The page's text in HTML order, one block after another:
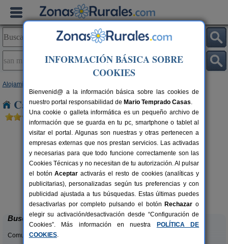
Alojamientos
Casas Rurales en San Millán de Lara
8-10+1 pers.
desde47 €
Casa Rural El Tirabeque
Ruyales del Agua (Burgos)
Buscar
Comunidades:
INFORMACIÓN BÁSICA SOBRE
COOKIES
Bienvenid@ a la información básica sobre las cookies de
nuestro portal responsabilidad de Mario Temprado Casas.
Una cookie o galleta informática es un pequeño archivo de
información que se guarda en tu pc, smartphone o tablet al
visitar el portal. Algunas son nuestras y otras pertenecen a
empresas externas que nos prestan servicios. Las activadas
y necesarias para que todo funcione correctamente son las
Cookies Técnicas y no necesitan de tu autorización. Al pulsar
el botónAceptar activarás el resto de cookies (analíticas y
publicitarias), personalizadas según tus preferencias y con
publicidad ajustada a tus búsquedas. Estas últimas puedes
desactivarlas por completo pulsando el botón Rechazar o
elegir su activación/desactivación desde “Configuración de
Cookies”. Más información en nuestra
POLÍTICA DE
COOKIES.